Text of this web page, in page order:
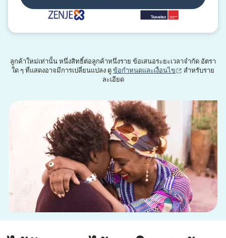
ลูกค้าใหม่เท่านั้น หนึ่งสิทธิ์ต่อลูกค้าหนึ่งราย ข้อเสนอระยะเวลาจำกัด อัตรา
ใด ๆ ที่แสดงอาจมีการเปลี่ยนแปลง ดู ข้อกำหนดและเงื่อนไข (เปิดในหน้าต่า
สำหรับราย
ละเอียด